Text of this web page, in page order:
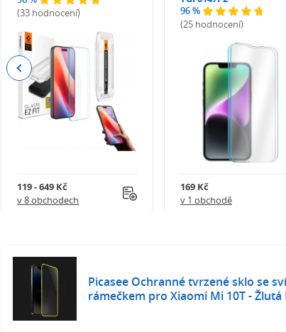
(33 hodnocení)
119 - 649 Kč
v 8 obchodech
96 %
(25 hodnocení)
169 Kč
v 1 obchodě
Previous
Picasee Ochranné tvrzené sklo se
rámečkem pro Xiaomi Mi 10T - Žlutá